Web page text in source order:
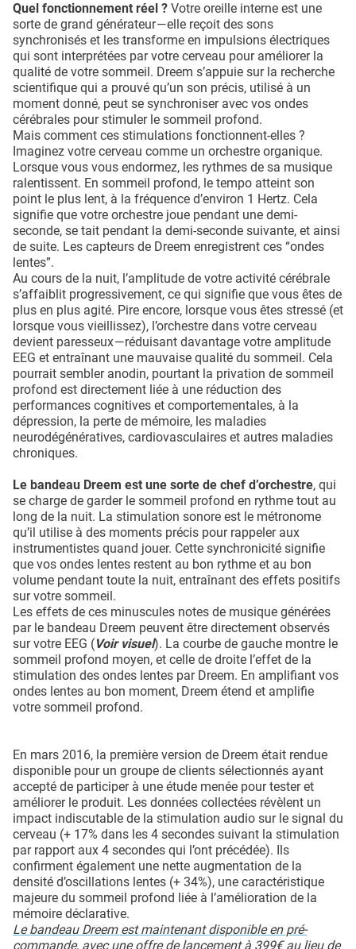
Quel fonctionnement réel ? Votre oreille interne est une
sorte de grand générateur — elle reçoit des sons
synchronisés et les transforme en impulsions électriques
qui sont interprétées par votre cerveau pour améliorer la
qualité de votre sommeil. Dreem s’appuie sur la recherche
scientifique qui a prouvé qu’un son précis, utilisé à un
moment donné, peut se synchroniser avec vos ondes
cérébrales pour stimuler le sommeil profond.
Mais comment ces stimulations fonctionnent-elles ?
Imaginez votre cerveau comme un orchestre organique.
Lorsque vous vous endormez, les rythmes de sa musique
ralentissent. En sommeil profond, le tempo atteint son
point le plus lent, à la fréquence d’environ 1 Hertz. Cela
signifie que votre orchestre joue pendant une demi-
seconde, se tait pendant la demi-seconde suivante, et ainsi
de suite. Les capteurs de Dreem enregistrent ces “ondes
lentes”.
Au cours de la nuit, l’amplitude de votre activité cérébrale
s’affaiblit progressivement, ce qui signifie que vous êtes de
plus en plus agité. Pire encore, lorsque vous êtes stressé (et
lorsque vous vieillissez), l’orchestre dans votre cerveau
devient paresseux — réduisant davantage votre amplitude
EEG et entraînant une mauvaise qualité du sommeil. Cela
pourrait sembler anodin, pourtant la privation de sommeil
profond est directement liée à une réduction des
performances cognitives et comportementales, à la
dépression, la perte de mémoire, les maladies
neurodégénératives, cardiovasculaires et autres maladies
chroniques.
Le bandeau Dreem est une sorte de chef d’orchestre, qui
se charge de garder le sommeil profond en rythme tout au
long de la nuit. La stimulation sonore est le métronome
qu’il utilise à des moments précis pour rappeler aux
instrumentistes quand jouer. Cette synchronicité signifie
que vos ondes lentes restent au bon rythme et au bon
volume pendant toute la nuit, entraînant des effets positifs
sur votre sommeil.
Les effets de ces minuscules notes de musique générées
par le bandeau Dreem peuvent être directement observés
sur votre EEG (Voir visuel). La courbe de gauche montre le
sommeil profond moyen, et celle de droite l’effet de la
stimulation des ondes lentes par Dreem. En amplifiant vos
ondes lentes au bon moment, Dreem étend et amplifie
votre sommeil profond.
En mars 2016, la première version de Dreem était rendue
disponible pour un groupe de clients sélectionnés ayant
accepté de participer à une étude menée pour tester et
améliorer le produit. Les données collectées révèlent un
impact indiscutable de la stimulation audio sur le signal du
cerveau (+ 17% dans les 4 secondes suivant la stimulation
par rapport aux 4 secondes qui l’ont précédée). Ils
confirment également une nette augmentation de la
densité d’oscillations lentes (+ 34%), une caractéristique
majeure du sommeil profond liée à l’amélioration de la
mémoire déclarative.
Le bandeau Dreem est maintenant disponible en pré-
commande, avec une offre de lancement à 399€ au lieu de